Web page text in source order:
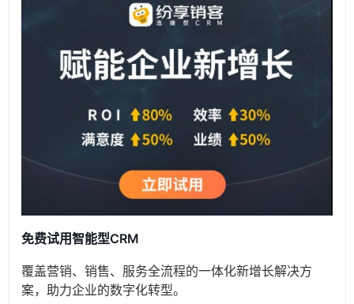
免费试用智能型CRM
覆盖营销、销售、服务全流程的一体化新增长解决方
案，助力企业的数字化转型。